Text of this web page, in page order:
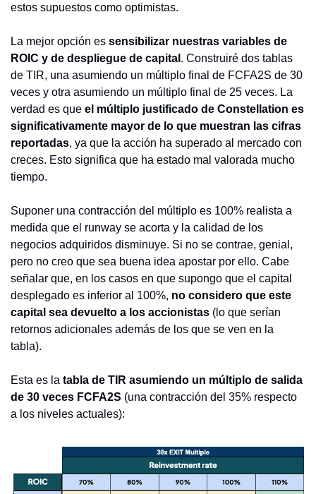
estos supuestos como optimistas.
La mejor opción es sensibilizar nuestras variables de
ROIC y de despliegue de capital . Construiré dos tablas
de TIR, una asumiendo un múltiplo final de FCFA2S de 30
veces y otra asumiendo un múltiplo final de 25 veces. La
verdad es que el múltiplo justificado de Constellation es
significativamente mayor de lo que muestran las cifras
reportadas, ya que la acción ha superado al mercado con
creces. Esto significa que ha estado mal valorada mucho
tiempo.
Suponer una contracción del múltiplo es 100% realista a
medida que el runway se acorta y la calidad de los
negocios adquiridos disminuye. Si no se contrae, genial,
pero no creo que sea buena idea apostar por ello. Cabe
señalar que, en los casos en que supongo que el capital
desplegado es inferior al 100%, no considero que este
capital sea devuelto a los accionistas (lo que serían
retornos adicionales además de los que se ven en la
tabla).
Esta es la tabla de TIR asumiendo un múltiplo de salida
de 30 veces FCFA2S (una contracción del 35% respecto
a los niveles actuales):